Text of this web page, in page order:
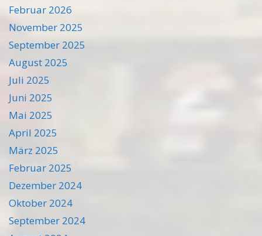
Februar 2026
November 2025
September 2025
August 2025
Juli 2025
Juni 2025
Mai 2025
April 2025
März 2025
Februar 2025
Dezember 2024
Oktober 2024
September 2024